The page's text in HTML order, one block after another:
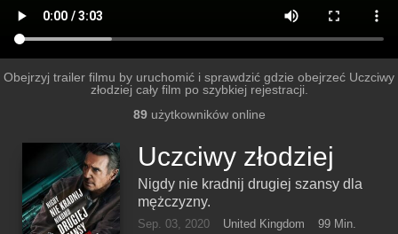
Obejrzyj trailer filmu by uruchomić i sprawdzić gdzie obejrzeć Uczciwy
złodziej cały film po szybkiej rejestracji.
89użytkowników online
Uczciwy złodziej
Nigdy nie kradnij drugiej szansy dla
mężczyzny.
Sep. 03, 2020 United Kingdom
99 Min.